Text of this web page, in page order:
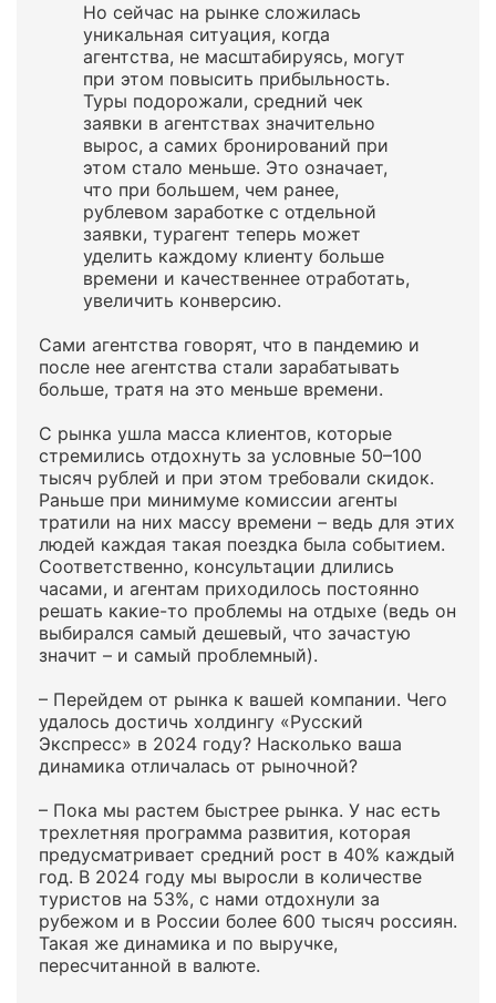
Но сейчас на рынке сложилась
уникальная ситуация, когда
агентства, не масштабируясь, могут
при этом повысить прибыльность.
Туры подорожали, средний чек
заявки в агентствах значительно
вырос, а самих бронирований при
этом стало меньше. Это означает,
что при большем, чем ранее,
рублевом заработке с отдельной
заявки, турагент теперь может
уделить каждому клиенту больше
времени и качественнее отработать,
увеличить конверсию.
Сами агентства говорят, что в пандемию и
после нее агентства стали зарабатывать
больше, тратя на это меньше времени.
С рынка ушла масса клиентов, которые
стремились отдохнуть за условные 50–100
тысяч рублей и при этом требовали скидок.
Раньше при минимуме комиссии агенты
тратили на них массу времени – ведь для этих
людей каждая такая поездка была событием.
Соответственно, консультации длились
часами, и агентам приходилось постоянно
решать какие-то проблемы на отдыхе (ведь он
выбирался самый дешевый, что зачастую
значит – и самый проблемный).
– Перейдем от рынка к вашей компании. Чего
удалось достичь холдингу «Русский
Экспресс» в 2024 году? Насколько ваша
динамика отличалась от рыночной?
– Пока мы растем быстрее рынка. У нас есть
трехлетняя программа развития, которая
предусматривает средний рост в 40% каждый
год. В 2024 году мы выросли в количестве
туристов на 53%, с нами отдохнули за
рубежом и в России более 600 тысяч россиян.
Такая же динамика и по выручке,
пересчитанной в валюте.